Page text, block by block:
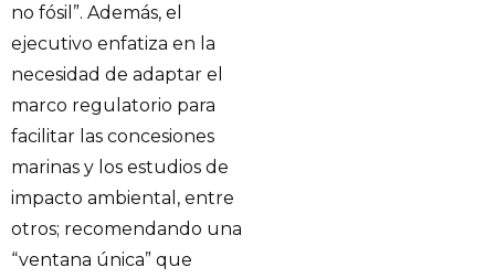
no fósil”. Además, el
ejecutivo enfatiza en la
necesidad de adaptar el
marco regulatorio para
facilitar las concesiones
marinas y los estudios de
impacto ambiental, entre
otros; recomendando una
“ventana única” que